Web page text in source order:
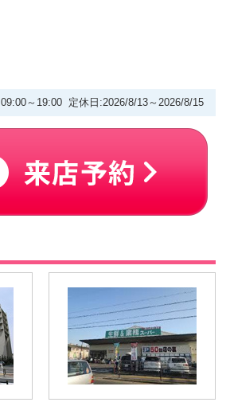
09:00～19:00 定休日:2026/8/13～2026/8/15